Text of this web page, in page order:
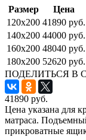
Размер
Цена
120x200 41890 руб.
140x200 44000 руб.
160x200 48040 руб.
180x200 52620 руб.
ПОДЕЛИТЬСЯ В
41890 руб.
Цена указана для
матраса.
прикроватные